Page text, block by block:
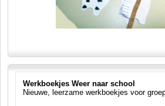
Werkboekjes Weer naar school
Nieuwe, leerzame werkboekjes voor